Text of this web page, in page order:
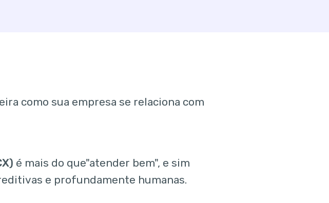
como sua empresa se relaciona com
é mais do que"atender bem", e sim
e profundamente humanas.